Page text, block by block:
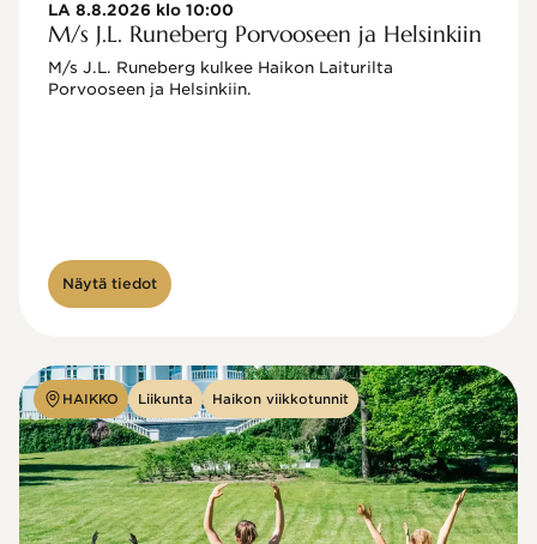
LA 8.8.2026 klo 10:00
M/s J.L. Runeberg Porvooseen ja Helsinkiin
M/s J.L. Runeberg kulkee Haikon Laiturilta
Porvooseen ja Helsinkiin.
Näytä tiedot
HAIKKO Liikunta Haikon viikkotunnit